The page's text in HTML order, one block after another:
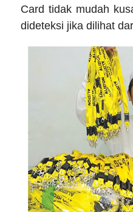
Card tidak mudah
dideteksi jika dilihat